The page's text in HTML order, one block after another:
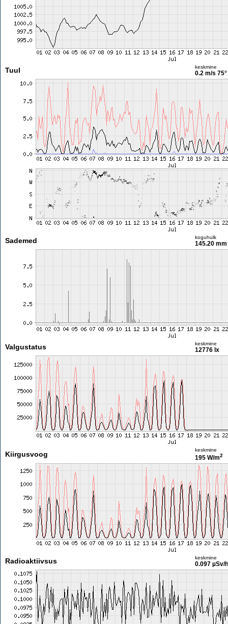
Tuul keskmine
0.2 m/s 75°
Sademed koguhulk
145.20 mm
Valgustatus keskmine
12776 lx
Kiirgusvoog
keskmine
195 W/m2
Radioaktiivsus keskmine
0.097 µSv/h